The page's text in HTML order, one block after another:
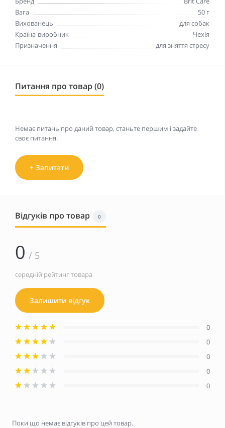
Вага
50 г
Вихованець
для собак
Країна-виробник
Чехія
Призначення
для зняття стресу
Питання про товар (0)
Немає питань про даний товар, станьте першим і задайте
своє питання.
+ Запитати
Відгуків про товар 0
0 / 5
середній рейтинг товара
Залишити відгук
0
0
0
0
0
Поки що немає відгуків про цей товар.